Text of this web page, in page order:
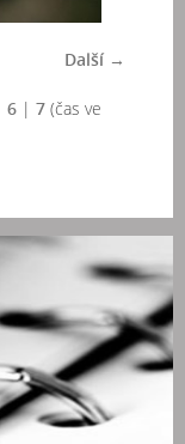
Další →
6 | 7 (čas ve